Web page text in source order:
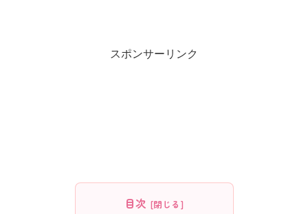
スポンサーリンク
目次